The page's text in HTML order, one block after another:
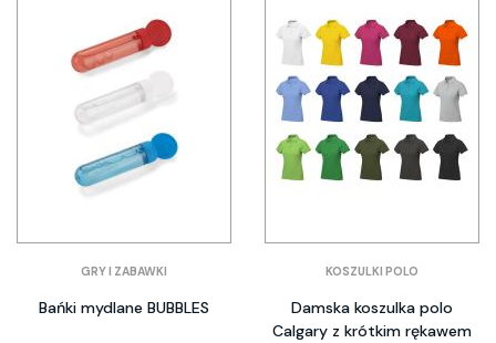
GRY I ZABAWKI
Bańki mydlane BUBBLES
KOSZULKI POLO
Damska koszulka polo
Calgary z krótkim rękawem